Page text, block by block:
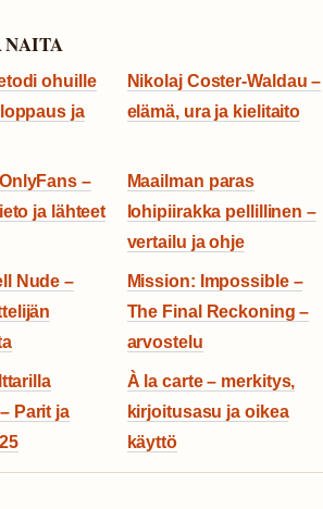
NAITA
ohuille
ja
Nikolaj Coster-Waldau –
elämä, ura ja kielitaito
–
ja lähteet
Maailman paras
lohipiirakka pellillinen –
vertailu ja ohje
Nude –
Mission: Impossible –
The Final Reckoning –
arvostelu
Parit ja
À la carte – merkitys,
kirjoitusasu ja oikea
käyttö